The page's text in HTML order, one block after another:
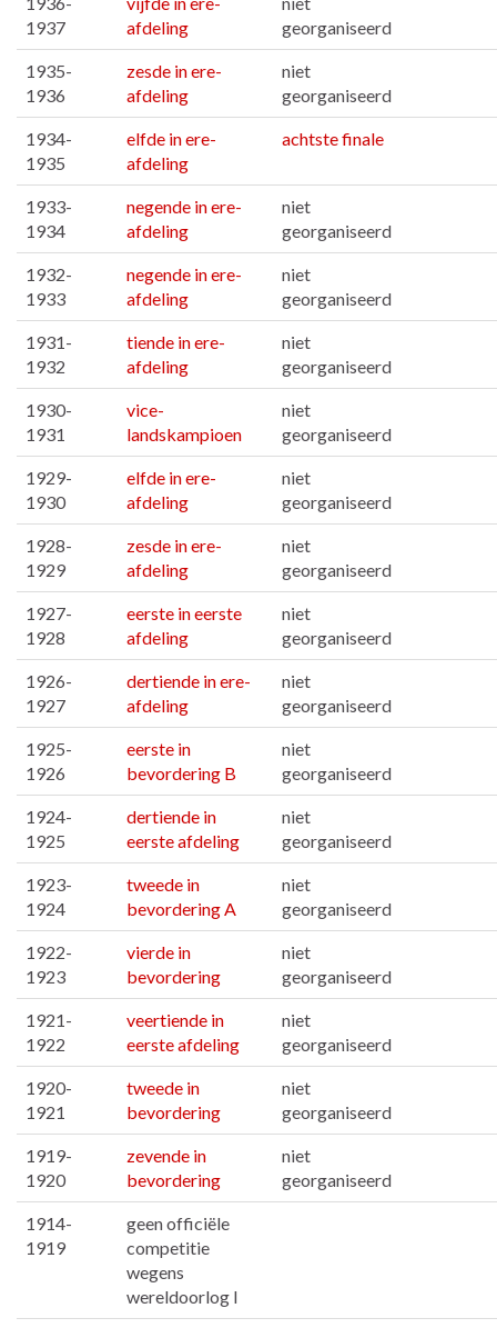
1937
afdeling
georganiseerd
1935-
1936
zesde in ere-
afdeling
niet
georganiseerd
1934-
1935
elfde in ere-
afdeling
achtste finale
1933-
1934
negende in ere-
afdeling
niet
georganiseerd
1932-
1933
negende in ere-
afdeling
niet
georganiseerd
1931-
1932
tiende in ere-
afdeling
niet
georganiseerd
1930-
1931
vice-
landskampioen
niet
georganiseerd
1929-
1930
elfde in ere-
afdeling
niet
georganiseerd
1928-
1929
zesde in ere-
afdeling
niet
georganiseerd
1927-
1928
eerste in eerste
afdeling
niet
georganiseerd
1926-
1927
dertiende in ere-
afdeling
niet
georganiseerd
1925-
1926
eerste in
bevordering B
niet
georganiseerd
1924-
1925
dertiende in
eerste afdeling
niet
georganiseerd
1923-
1924
tweede in
bevordering A
niet
georganiseerd
1922-
1923
vierde in
bevordering
niet
georganiseerd
1921-
1922
veertiende in
eerste afdeling
niet
georganiseerd
1920-
1921
tweede in
bevordering
niet
georganiseerd
1919-
1920
zevende in
bevordering
niet
georganiseerd
1914-
1919
geen officiële
competitie
wegens
wereldoorlog I